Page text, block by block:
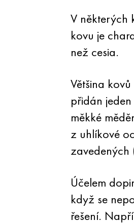
V některých
kovu je
než cesia.
Většina
přidán
měkké
z uhlíkové
Účelem
když se
řešení.